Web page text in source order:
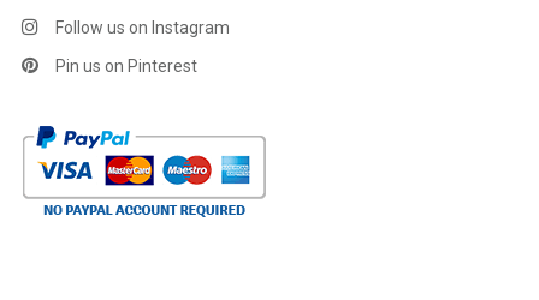
Follow us on Instagram
Pin us on Pinterest